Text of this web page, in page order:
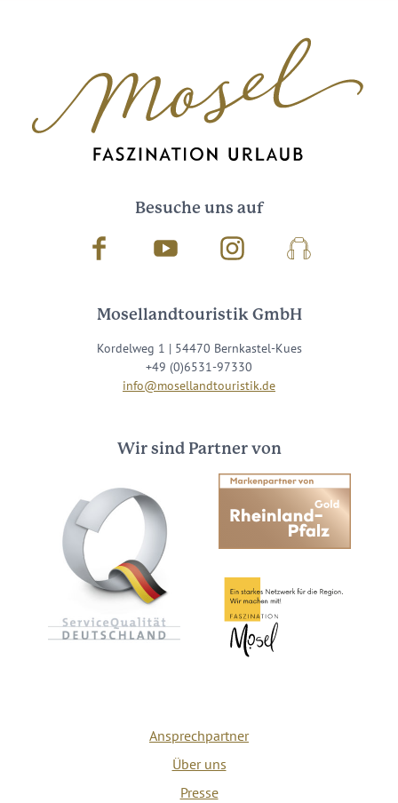
Besuche uns auf
Facebook Youtube InstagramPodcast
Mosellandtouristik GmbH
Kordelweg 1 | 54470 Bernkastel-Kues
+49 (0)6531-97330
info@mosellandtouristik.de
Wir sind Partner von
Ansprechpartner
Über uns
Presse